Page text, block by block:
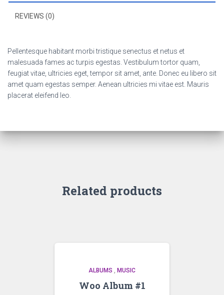
REVIEWS (0)
Pellentesque habitant morbi tristique senectus et netus et
malesuada fames ac turpis egestas. Vestibulum tortor quam,
feugiat vitae, ultricies eget, tempor sit amet, ante. Donec eu libero sit
amet quam egestas semper. Aenean ultricies mi vitae est. Mauris
placerat eleifend leo.
Related products
ALBUMS MUSIC
Woo Album #1